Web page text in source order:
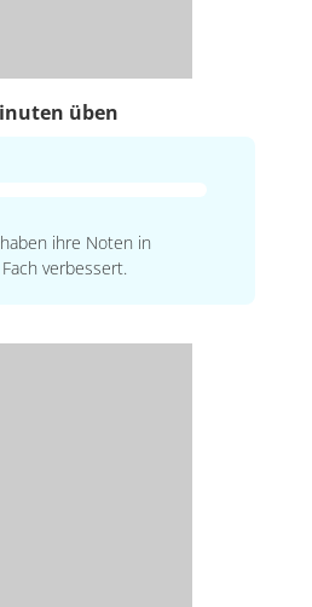
üben
ihre Noten in
verbessert.